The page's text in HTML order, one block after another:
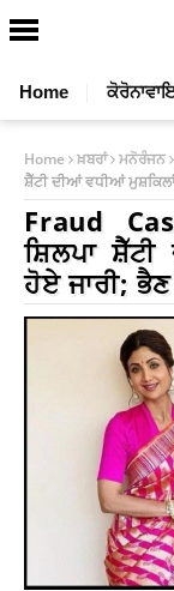
Home
Home ਖ਼ਬਰਾਂ ਮਨੋਰੰਜਨ
ਸ਼ੈੱਟੀ ਦੀਆਂ ਵਧੀਆਂ
Fraud
ਸ਼ਿਲਪਾ
ਹੋਏ ਜਾਰੀ;